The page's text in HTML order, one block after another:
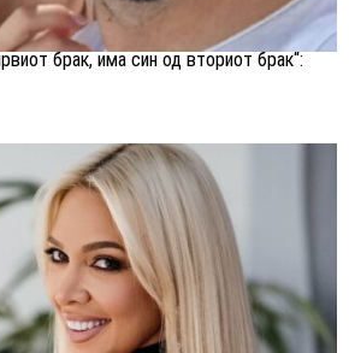
брак, има син од вториот брак“: